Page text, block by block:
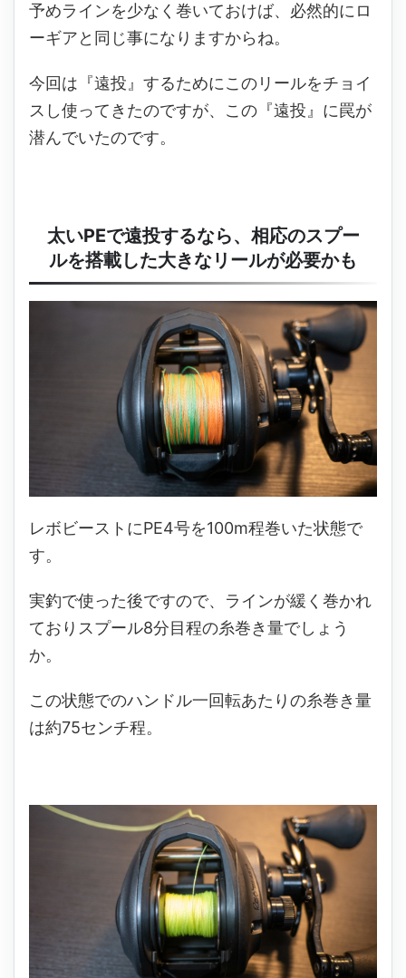
予めラインを少なく巻いておけば、必然的にロ
ーギアと同じ事になりますからね。
今回は『遠投』するためにこのリールをチョイ
スし使ってきたのですが、この『遠投』に罠が
潜んでいたのです。
太いPEで遠投するなら、相応のスプー
ルを搭載した大きなリールが必要かも
レボビーストにPE4号を100m程巻いた状態で
す。
実釣で使った後ですので、ラインが緩く巻かれ
ておりスプール8分目程の糸巻き量でしょう
か。
この状態でのハンドル一回転あたりの糸巻き量
は約75センチ程。